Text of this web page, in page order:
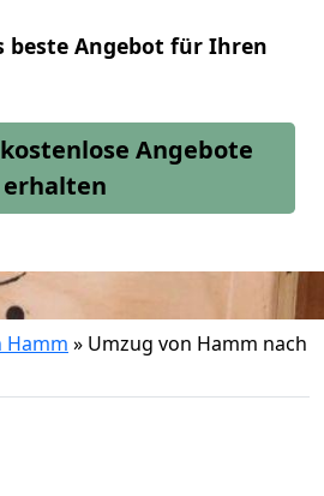
beste Angebot für Ihren
Angebote
erhalten
Hamm » Umzug von Hamm nach